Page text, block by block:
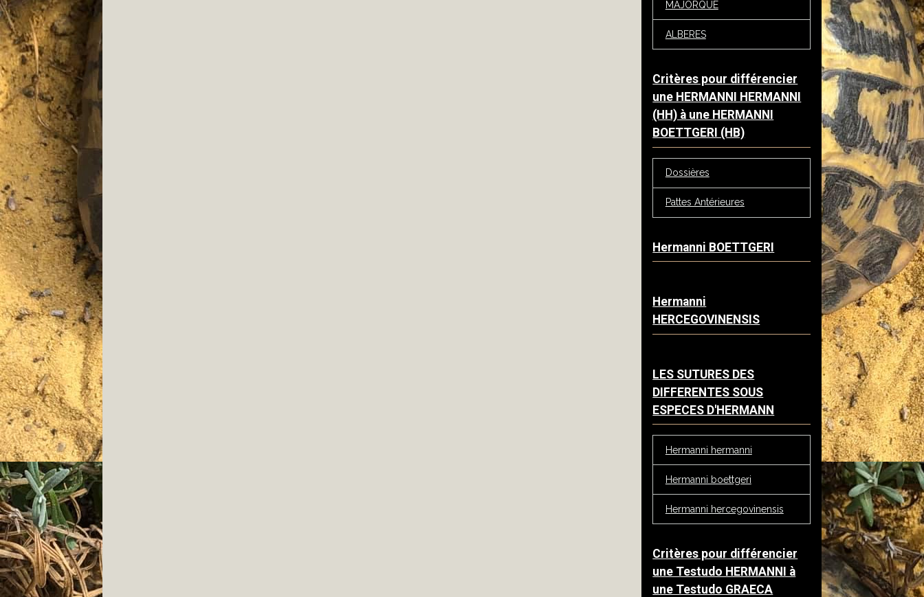
MAJORQUE
ALBERES
Critères pour différencier
une HERMANNI HERMANNI
(HH) à une HERMANNI
BOETTGERI (HB)
Dossières
Pattes Antérieures
Hermanni BOETTGERI
Hermanni
HERCEGOVINENSIS
LES SUTURES DES
DIFFERENTES SOUS
ESPECES D'HERMANN
Hermanni hermanni
Hermanni boettgeri
Hermanni hercegovinensis
Critères pour différencier
une Testudo HERMANNI à
une Testudo GRAECA